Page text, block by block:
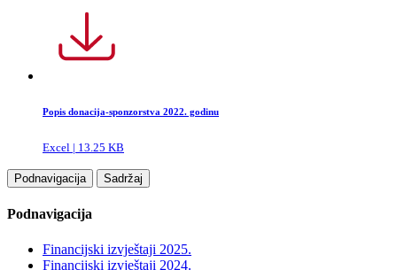
Popis donacija-sponzorstva 2022. godinu
Excel | 13.25 KB
Podnavigacija Sadržaj
Podnavigacija
Financijski izvještaji 2025.
Financijski izvještaji 2024.